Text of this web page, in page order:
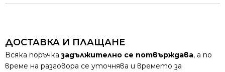
ДОСТАВКА И ПЛАЩАНЕ
Всяка поръчказадължително се потвърждава, а по
време на разговора се уточнява и времето за